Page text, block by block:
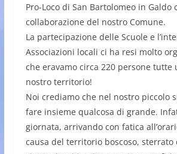
Pro-Loco di San Bartolomeo in Galdo
collaborazione del nostro Comune.
La partecipazione delle Scuole e
Associazioni locali ci ha resi molto
che eravamo circa 220 persone
nostro territorio!
Noi crediamo che nel nostro piccolo
fare insieme qualcosa di grande.
giornata, arrivando con fatica
causa del territorio boscoso, sterrato